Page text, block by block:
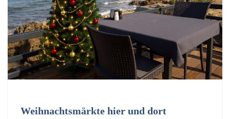
Weihnachtsmärkte hier und dort